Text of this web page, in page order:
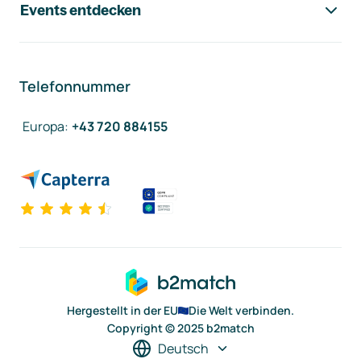
Events entdecken
Telefonnummer
Europa: +43 720 884155
Hergestellt in der EU
Die Welt verbinden.
Copyright © 2025 b2match
Deutsch